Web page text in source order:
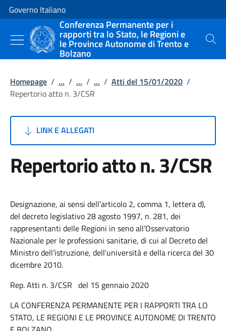
Vai al contenuto
Vai alla navigazione del sito
Governo Italiano
Conferenza Permanente per i
rapporti tra lo Stato, le Regioni e
le Province Autonome di Trento e
Bolzano
Cerca
Homepage / ... / ... / ... / Atti del 15/01/2020 /
Repertorio atto n. 3/CSR
LINK E ALLEGATI
Repertorio atto n. 3/CSR
Designazione, ai sensi dell’articolo 2, comma 1, lettera d),
del decreto legislativo 28 agosto 1997, n. 281, dei
rappresentanti delle Regioni in seno all’Osservatorio
Nazionale per le professioni sanitarie, di cui al Decreto del
Ministro dell’istruzione, dell’università e della ricerca del 30
dicembre 2010.
Rep. Atti n. 3/CSR del 15 gennaio 2020
LA CONFERENZA PERMANENTE PER I RAPPORTI TRA LO
STATO, LE REGIONI E LE PROVINCE AUTONOME DI TRENTO